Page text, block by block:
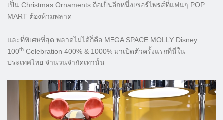
เป็น Christmas Ornaments ถือเป็นอีกหนึ่งเซอร์ไพรส์ที่แฟนๆ POP
MART ต้องห้ามพลาด
และที่พิเศษที่สุด พลาดไม่ได้ก็คือ MEGA SPACE MOLLY Disney
100th Celebration 400% & 1000% มาเปิดตัวครั้งแรกที่นี่ใน
ประเทศไทย จำนวนจำกัดเท่านั้น